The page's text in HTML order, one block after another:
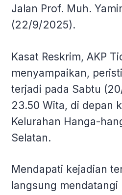
Jalan Prof. Muh.
(22/9/2025).
Kasat Reskrim, AKP
menyampaikan,
terjadi pada Sabtu
23.50 Wita, di depan
Kelurahan Hanga-
Selatan.
Mendapati kejadian
langsung